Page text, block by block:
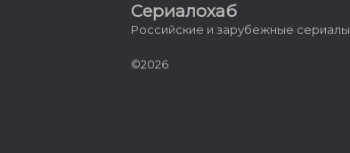
Сериалохаб
Российские и зарубежные сериалы
©2026